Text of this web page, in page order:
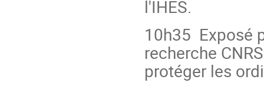
l'IHES.
10h35 Exposé
recherche
protéger les